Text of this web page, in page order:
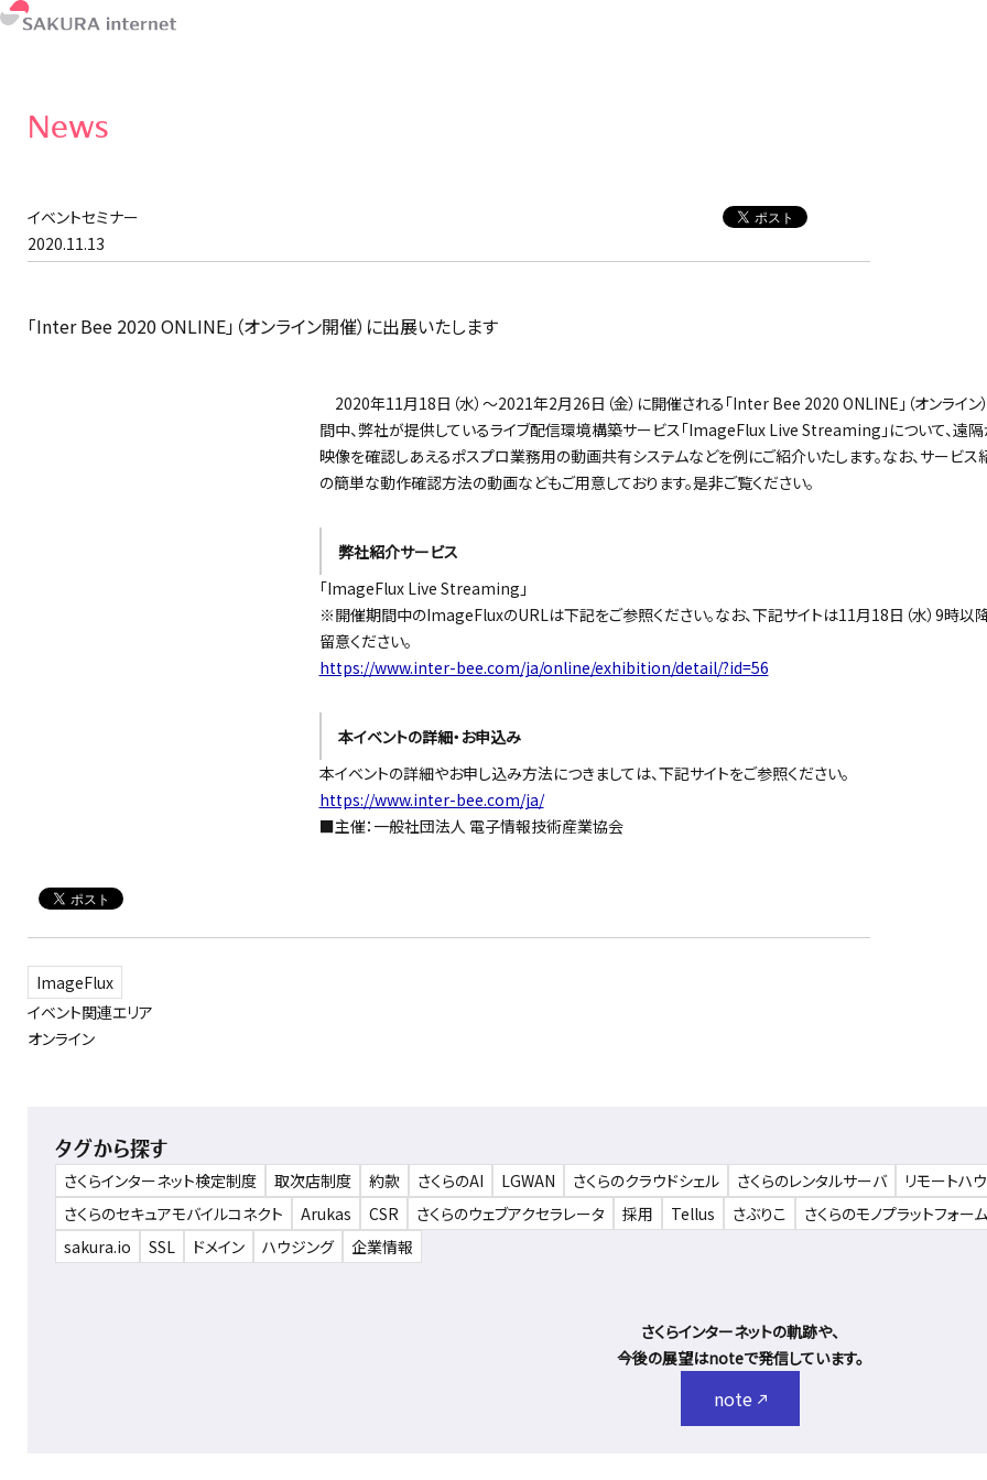
News
イベントセミナー
2020.11.13
「Inter Bee 2020 ONLINE」（オンライン開催）に出展いたします
2020年11⽉18日（水）～2021年2月26日（金）に開催される「Inter Bee 2020 ONLINE」（オンライン
間中、弊社が提供しているライブ配信環境構築サービス「ImageFlux Live Streaming」について、遠
映像を確認しあえるポスプロ業務用の動画共有システムなどを例にご紹介いたします。なお、サービス
の簡単な動作確認方法の動画などもご用意しております。是非ご覧ください。
弊社紹介サービス
「ImageFlux Live Streaming」
※開催期間中のImageFluxのURLは下記をご参照ください。なお、下記サイトは11月18日（水）9時以
留意ください。
https://www.inter-bee.com/ja/online/exhibition/detail/?id=56
本イベントの詳細・お申込み
本イベントの詳細やお申し込み方法につきましては、下記サイトをご参照ください。
https://www.inter-bee.com/ja/
■主催：一般社団法人 電子情報技術産業協会
ImageFlux
イベント関連エリア
オンライン
タグから探す
さくらインターネット検定制度 取次店制度 約款 さくらのAI LGWAN さくらのクラウドシェル さくらのレンタルサーバ リモートハ
さくらのセキュアモバイルコネクト
Arukas CSR さくらのウェブアクセラレータ 採用 Tellus さぶりこ さくらのモノプラットフォーム
sakura.io
SSL ドメイン ハウジング 企業情報
さくらインターネットの軌跡や、
今後の展望はnoteで発信しています。
note